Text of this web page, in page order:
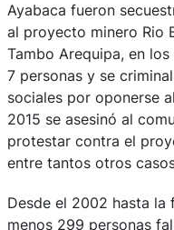
Ayabaca fueron
al proyecto minero Rio
Tambo Arequipa, en
7 personas y se
sociales por oponerse
2015 se asesinó al
protestar contra el
entre tantos otros
Desde el 2002 hasta la
menos 299 personas